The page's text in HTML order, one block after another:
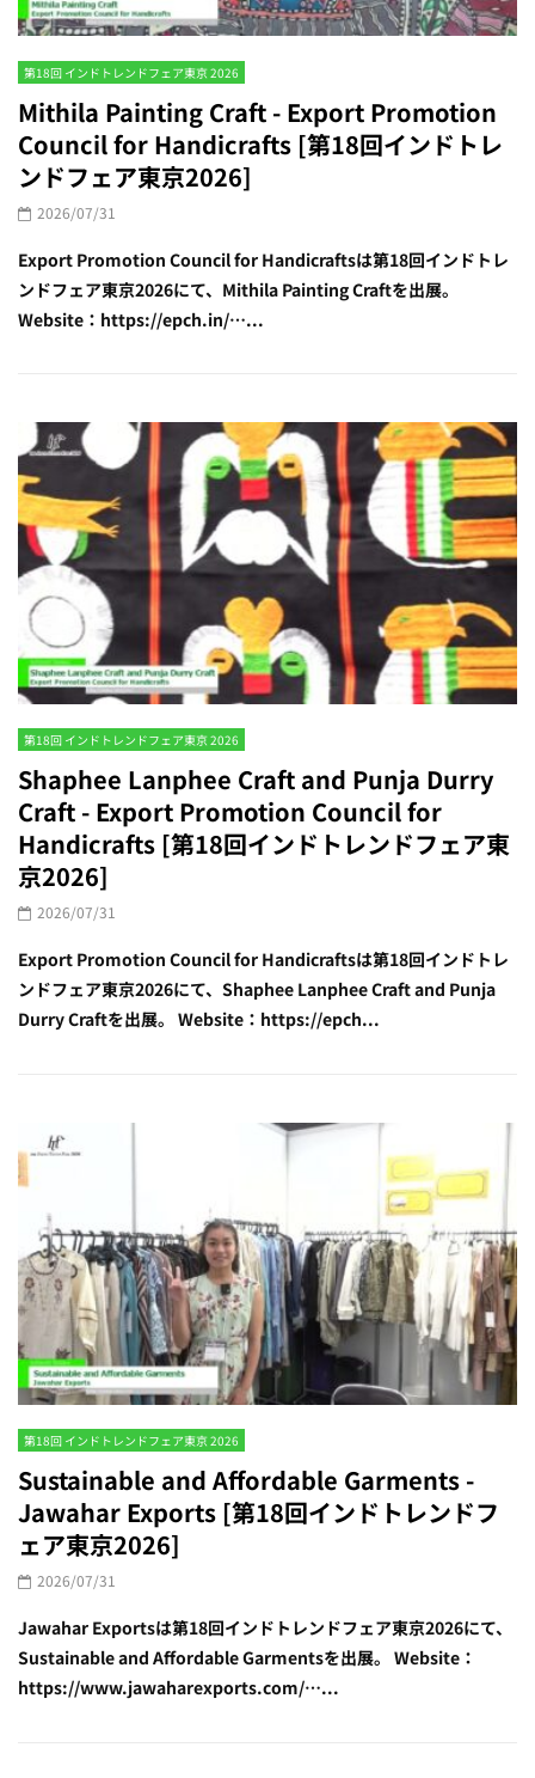
第18回 インドトレンドフェア東京 2026
Mithila Painting Craft - Export Promotion
Council for Handicrafts [第18回インドトレ
ンドフェア東京2026]
2026/07/31
Export Promotion Council for Handicraftsは第18回インドトレ
ンドフェア東京2026にて、Mithila Painting Craftを出展。
Website：https://epch.in/…...
第18回 インドトレンドフェア東京 2026
Shaphee Lanphee Craft and Punja Durry
Craft - Export Promotion Council for
Handicrafts [第18回インドトレンドフェア東
京2026]
2026/07/31
Export Promotion Council for Handicraftsは第18回インドトレ
ンドフェア東京2026にて、Shaphee Lanphee Craft and Punja
Durry Craftを出展。 Website：https://epch...
第18回 インドトレンドフェア東京 2026
Sustainable and Affordable Garments -
Jawahar Exports [第18回インドトレンドフ
ェア東京2026]
2026/07/31
Jawahar Exportsは第18回インドトレンドフェア東京2026にて、
Sustainable and Affordable Garmentsを出展。 Website：
https://www.jawaharexports.com/…...